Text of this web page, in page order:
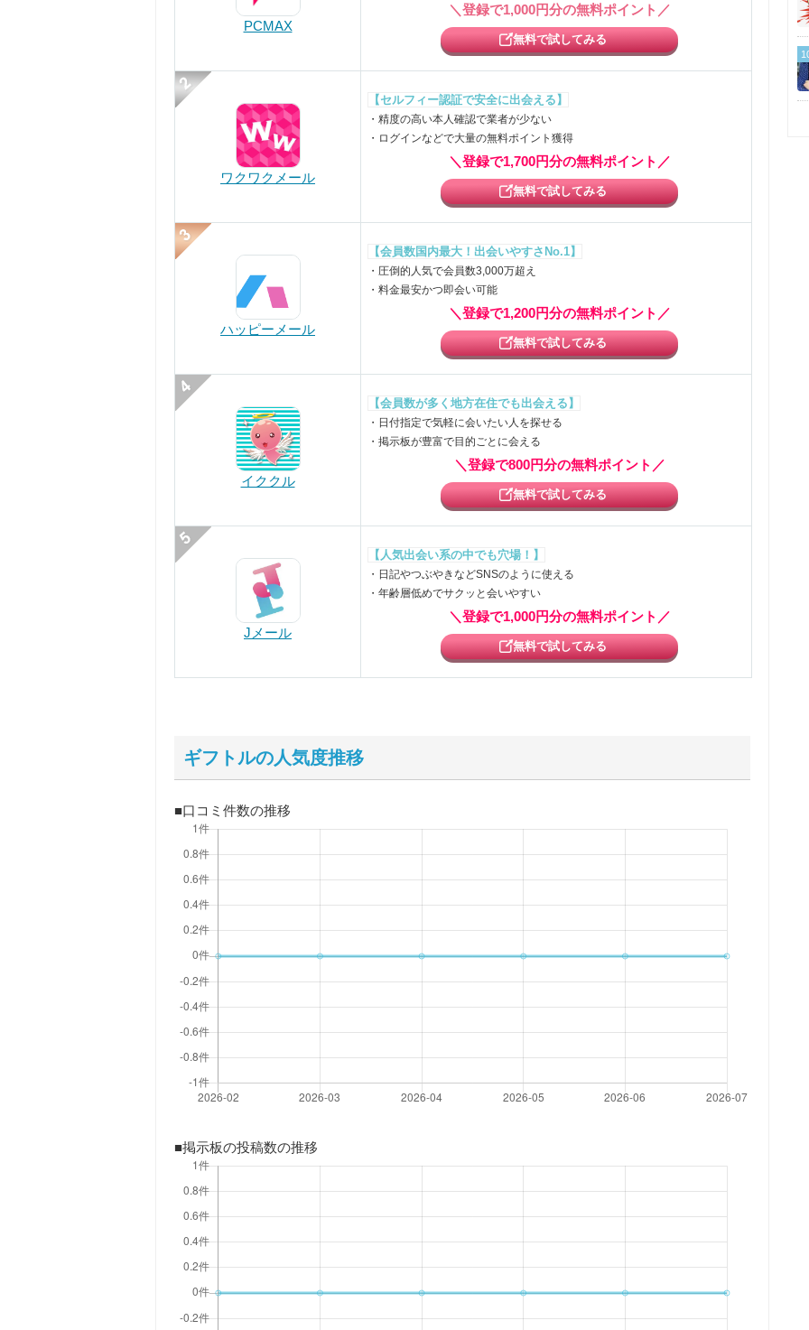
PCMAX
＼登録で1,000円分の無料ポイント／
無料で試してみる
ワクワクメール
【セルフィー認証で安全に出会える】
・精度の高い本人確認で業者が少ない
・ログインなどで大量の無料ポイント獲得
＼登録で1,700円分の無料ポイント／
無料で試してみる
ハッピーメール
【会員数国内最大！出会いやすさNo.1】
・圧倒的人気で会員数3,000万超え
・料金最安かつ即会い可能
＼登録で1,200円分の無料ポイント／
無料で試してみる
イククル
【会員数が多く地方在住でも出会える】
・日付指定で気軽に会いたい人を探せる
・掲示板が豊富で目的ごとに会える
＼登録で800円分の無料ポイント／
無料で試してみる
Jメール
【人気出会い系の中でも穴場！】
・日記やつぶやきなどSNSのように使える
・年齢層低めでサクッと会いやすい
＼登録で1,000円分の無料ポイント／
無料で試してみる
ギフトルの人気度推移
■口コミ件数の推移
■掲示板の投稿数の推移